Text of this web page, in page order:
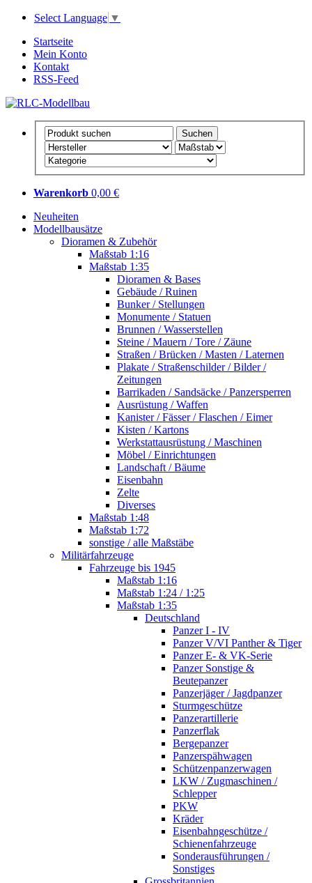
Select Language ▼
Startseite
Mein Konto
Kontakt
RSS-Feed
Warenkorb 0,00 €
Neuheiten
Modellbausätze
Dioramen & Zubehör
Maßstab 1:16
Maßstab 1:35
Dioramen & Bases
Gebäude / Ruinen
Bunker / Stellungen
Monumente / Statuen
Brunnen / Wasserstellen
Steine / Mauern / Tore / Zäune
Straßen / Brücken / Masten / Laternen
Plakate / Straßenschilder / Bilder /
Zeitungen
Barrikaden / Sandsäcke / Panzersperren
Ausrüstung / Waffen
Kanister / Fässer / Flaschen / Eimer
Kisten / Kartons
Werkstattausrüstung / Maschinen
Möbel / Einrichtungen
Landschaft / Bäume
Eisenbahn
Zelte
Diverses
Maßstab 1:48
Maßstab 1:72
sonstige / alle Maßstäbe
Militärfahrzeuge
Fahrzeuge bis 1945
Maßstab 1:16
Maßstab 1:24 / 1:25
Maßstab 1:35
Deutschland
Panzer I - IV
Panzer V/VI Panther & Tiger
Panzer E- & VK-Serie
Panzer Sonstige &
Beutepanzer
Panzerjäger / Jagdpanzer
Sturmgeschütze
Panzerartillerie
Panzerflak
Bergepanzer
Panzerspähwagen
Schützenpanzerwagen
LKW / Zugmaschinen /
Schlepper
PKW
Kräder
Eisenbahngeschütze /
Schienenfahrzeuge
Sonderausführungen /
Sonstiges